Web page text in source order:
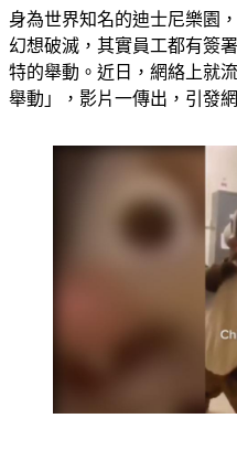
身為世界知名的迪士尼樂園
幻想破滅，其實員工都有簽
特的舉動。近日，網絡上就
舉動」，影片一傳出，引發